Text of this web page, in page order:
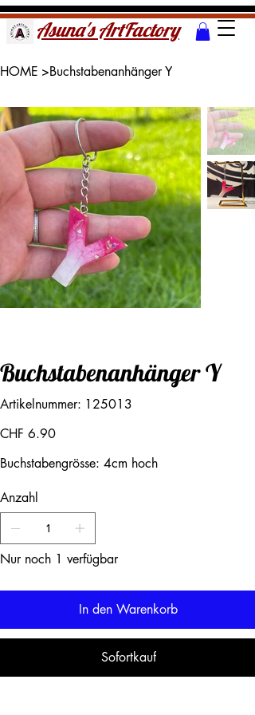
Asuna's ArtFactory
HOME >Buchstabenanhänger Y
Buchstabenanhänger Y
Artikelnummer:
Artikelnummer:
125013
125013
Preis
CHF 6.90
Buchstabengrösse: 4cm hoch
Anzahl
Nur noch 1 verfügbar
In den Warenkorb
Sofortkauf